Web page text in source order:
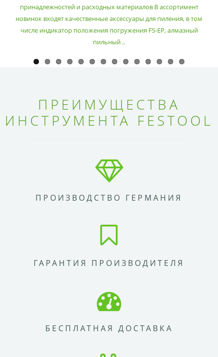
принадлежностей и расходных материалов В ассортимент
новинок входят качественные аксессуары для пиления, в том
числе индикатор положения погружения FS-EP, алмазный
пильный ..
ПРЕИМУЩЕСТВА
ИНСТРУМЕНТА FESTOOL
ПРОИЗВОДСТВО ГЕРМАНИЯ
ГАРАНТИЯ ПРОИЗВОДИТЕЛЯ
БЕСПЛАТНАЯ ДОСТАВКА